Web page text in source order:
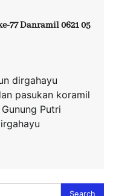
77 Danramil 0621 05
dirgahayu
pasukan koramil
Putri